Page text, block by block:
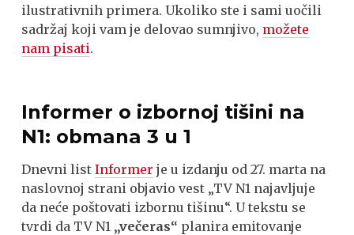
ilustrativnih primera. Ukoliko ste i sami uočili
sadržaj koji vam je delovao sumnjivo, možete
nam pisati.
Informer o izbornoj tišini na
N1: obmana 3 u 1
Dnevni listInformer je u izdanju od 27. marta na
naslovnoj strani objavio vest „TV N1 najavljuje
da neće poštovati izbornu tišinu“. U tekstu se
tvrdi da TV N1 „večeras“ planira emitovanje